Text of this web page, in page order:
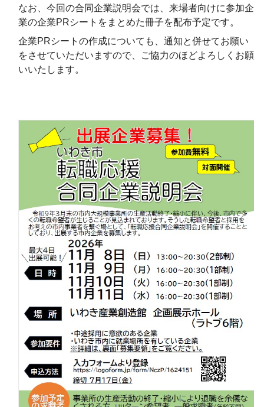
なお、今回の合同企業説明会では、来場者向けに参加企
業の企業PRシートをまとめた冊子を配布予定です。
企業PRシートの作成についても、通知と併せてお願い
をさせていただいますので、ご協力のほどよろしくお願
いいたします。